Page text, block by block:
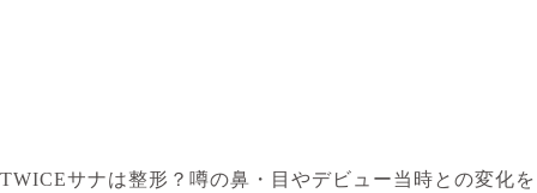
TWICEサナは整形？噂の鼻・目やデビュー当時との変化を